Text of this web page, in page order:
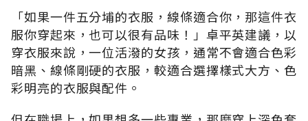
「如果一件五分埔的衣服，線條適合你，那這件衣
服你穿起來，也可以很有品味！」卓平英建議，以
穿衣服來說，一位活潑的女孩，通常不會適合色彩
暗黑、線條剛硬的衣服，較適合選擇樣式大方、色
彩明亮的衣服與配件。